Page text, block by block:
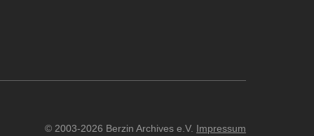
© 2003-2026 Berzin Archives e.V. Impressum